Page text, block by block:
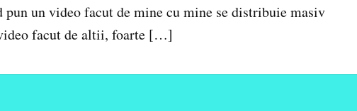
un video facut de mine cu mine se distribuie masiv
facut de altii, foarte […]